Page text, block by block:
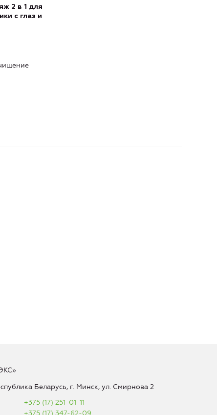
2 в 1 для
с глаз и
Беларусь, г. Минск, ул. Смирнова 2
+375 (17) 251-01-11
+375 (17) 347-62-09